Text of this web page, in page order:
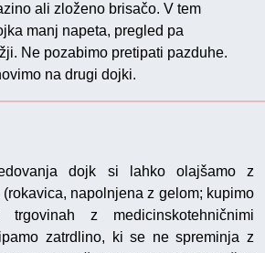
ali zloženo brisačo. V tem
manj napeta, pregled pa
Ne pozabimo pretipati pazduhe.
na drugi dojki.
dojk si lahko olajšamo z
napolnjena z gelom; kupimo
z medicinskotehničnimi
zatrdlino, ki se ne spreminja z